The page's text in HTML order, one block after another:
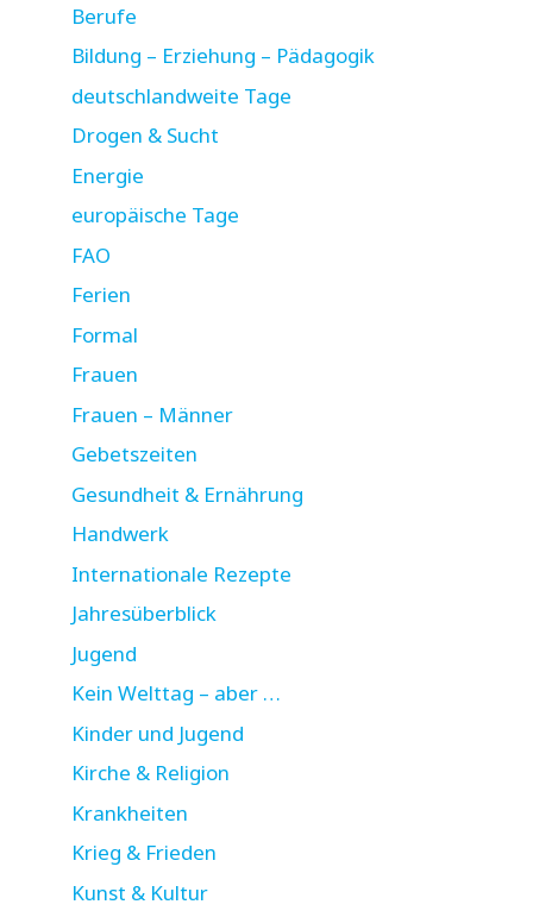
Berufe
Bildung – Erziehung – Pädagogik
deutschlandweite Tage
Drogen & Sucht
Energie
europäische Tage
FAO
Ferien
Formal
Frauen
Frauen – Männer
Gebetszeiten
Gesundheit & Ernährung
Handwerk
Internationale Rezepte
Jahresüberblick
Jugend
Kein Welttag – aber …
Kinder und Jugend
Kirche & Religion
Krankheiten
Krieg & Frieden
Kunst & Kultur